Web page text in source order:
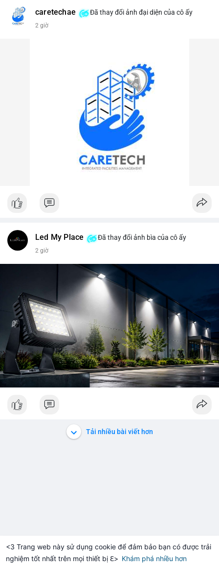
<3 Trang web này sử dụng cookie để đảm bảo bạn có được trải
nghiệm tốt nhất trên mọi thiết bị ℇ> Khám phá nhiều hơn
$1,915.75 +1.36% Solana $73.44 -1.08%
#vlikevn #titanbot
caretechae Đã thay đổi ảnh đại diện của cô ấy
2 giờ
Led My Place Đã thay đổi ảnh bìa của cô ấy
2 giờ
Tải nhiều bài viết hơn